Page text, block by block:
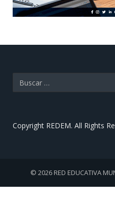
Copyright REDEM. All Rights
© 2026 RED EDUCATIVA